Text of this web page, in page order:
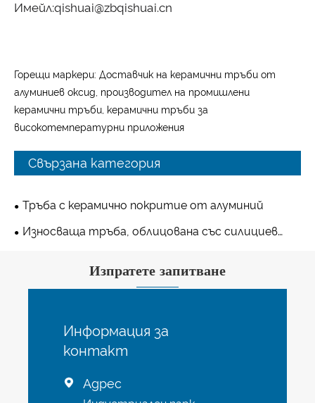
Имейл:qishuai@zbqishuai.cn
Горещи маркери: Доставчик на керамични тръби от
алуминиев оксид, производител на промишлени
керамични тръби, керамични тръби за
високотемпературни приложения
Свързана категория
Тръба с керамично покритие от алуминий
Износваща тръба, облицована със силициев
Изпратете запитване
Информация за
контакт
 Адрес